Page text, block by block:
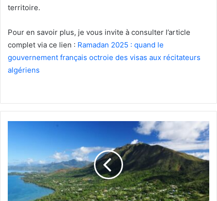
territoire.​
Pour en savoir plus, je vous invite à consulter l’article
complet via ce lien : Ramadan 2025 : quand le
gouvernement français octroie des visas aux récitateurs
algériens